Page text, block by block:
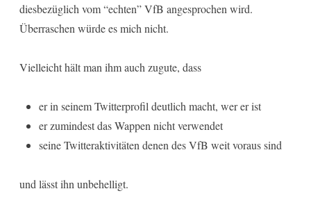
diesbezüglich vom “echten” VfB angesprochen wird.
Überraschen würde es mich nicht.
Vielleicht hält man ihm auch zugute, dass
er in seinem Twitterprofil deutlich macht, wer er ist
er zumindest das Wappen nicht verwendet
seine Twitteraktivitäten denen des VfB weit voraus sind
und lässt ihn unbehelligt.